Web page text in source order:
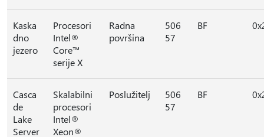
Kaska
dno
jezero
Procesori
Intel®
Core™
serije X
Radna
površina
506
57
BF
Casca
de
Lake
Server
Skalabilni
procesori
Intel®
Xeon®
Poslužitelj
506
57
BF